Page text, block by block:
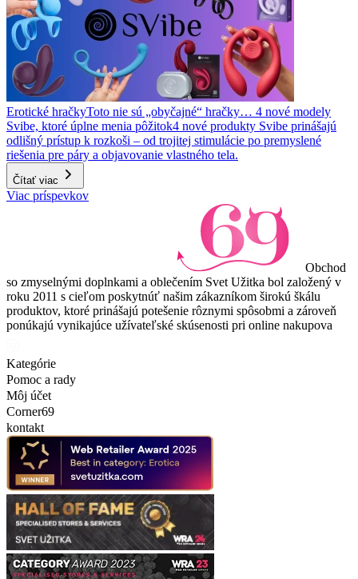
Erotické hračkyToto nie sú „obyčajné“ hračky… 4 nové modely
Svibe, ktoré úplne menia pôžitok4 nové produkty Svibe prinášajú
odlišný prístup k rozkoši – od trojitej stimulácie po premyslené
riešenia pre páry a objavovanie vlastného tela.
Čítať viac
Viac príspevkov
Obchod
so zmyselnými doplnkami a oblečením Svet Užitka bol založený v
roku 2011 s cieľom poskytnúť našim zákazníkom širokú škálu
produktov, ktoré prinášajú potešenie rôznymi spôsobmi a zároveň
ponúkajú vynikajúce užívateľské skúsenosti pri online nakupova
Kategórie
Pomoc a rady
Môj účet
Corner69
kontakt